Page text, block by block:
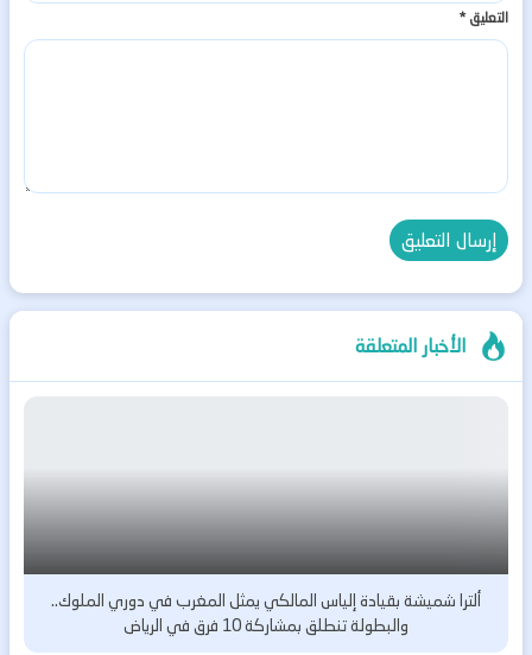
التعليق*
الأخبار المتعلقة
ألترا شميشة بقيادة إلياس المالكي يمثل المغرب في دوري الملوك..
والبطولة تنطلق بمشاركة 10 فرق في الرياض